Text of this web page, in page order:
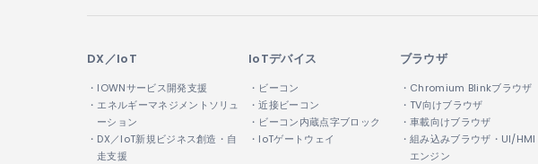
DX／IoT
・IOWNサービス開発支援
・エネルギーマネジメントソリュ
ーション
・DX／IoT新規ビジネス創造・自
走支援
IoTデバイス
・ビーコン
・近接ビーコン
・ビーコン内蔵点字ブロック
・IoTゲートウェイ
ブラウザ
・Chromium Blinkブラウザ
・TV向けブラウザ
・車載向けブラウザ
・組み込みブラウザ・UI/HMI
エンジン